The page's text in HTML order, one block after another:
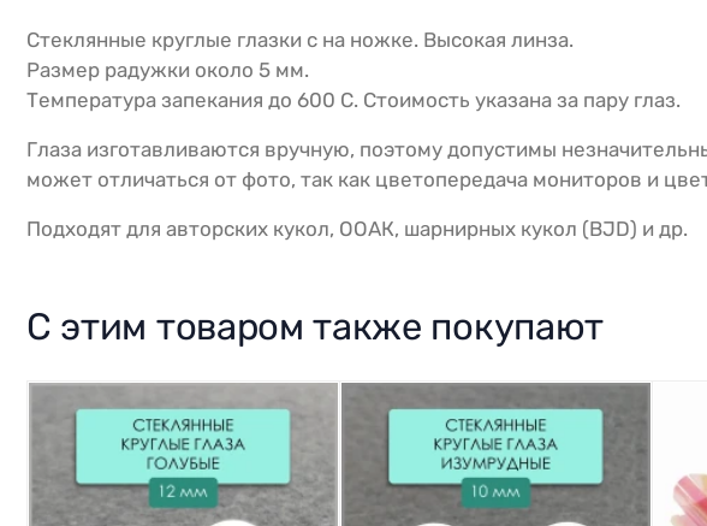
Стеклянные круглые глазки с на ножке. Высокая линза.
Размер радужки около 5 мм.
Температура запекания до 600 С. Стоимость указана за пару глаз.
Глаза изготавливаются вручную, поэтому допустимы
может отличаться от фото, так как цветопередача мониторов и
Подходят для авторских кукол, ООАК, шарнирных кукол (BJD) и др.
С этим товаром также покупают